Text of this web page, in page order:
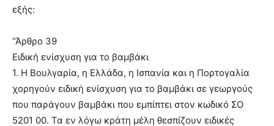
τελευταία
εξής:
“Άρθρο 39
Ειδική ενίσχυση για το βαμβάκι
1. Η Βουλγαρία, η Ελλάδα, η Ισπανία και η Πορτογαλία
χορηγούν ειδική ενίσχυση για το βαμβάκι σε γεωργούς
που παράγουν βαμβάκι που εμπίπτει στον κωδικό ΣΟ
5201 00. Τα εν λόγω κράτη μέλη θεσπίζουν ειδικές